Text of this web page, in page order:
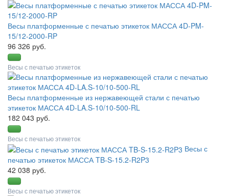
Весы платформенные с печатью этикеток МАССА 4D-PM-
15/12-2000-RP
96 326 руб.
Весы с печатью этикеток
Весы платформенные из нержавеющей стали с печатью
этикеток МАССА 4D-LA.S-10/10-500-RL
182 043 руб.
Весы с печатью этикеток
Весы с
печатью этикеток МАССА TB-S-15.2-R2P3
42 038 руб.
Весы с печатью этикеток